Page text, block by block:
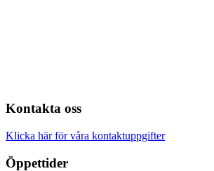
Kontakta oss
Klicka här för våra kontaktuppgifter
Öppettider